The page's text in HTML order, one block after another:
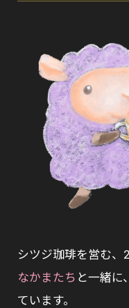
シツジ珈琲を営む、
なかまたち と一緒に
ています。